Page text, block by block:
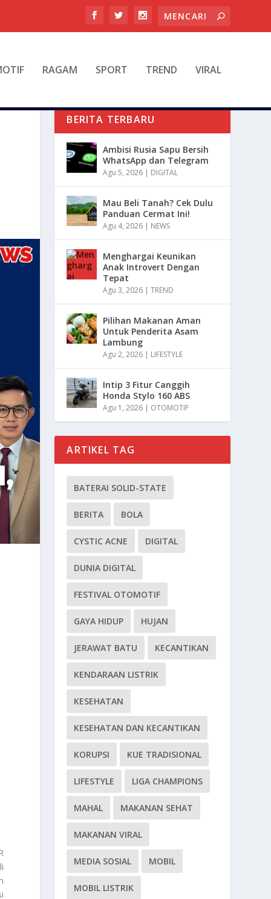
RAGAM SPORT TREND VIRAL
BERITA TERBARU
Ambisi Rusia Sapu Bersih
WhatsApp dan Telegram
Agu 5, 2026 | DIGITAL
Mau Beli Tanah? Cek Dulu
Panduan Cermat Ini!
Agu 4, 2026 | NEWS
Menghargai Keunikan
Anak Introvert Dengan
Tepat
Agu 3, 2026 |TREND
Pilihan Makanan Aman
Untuk Penderita Asam
Lambung
Agu 2, 2026 | LIFESTYLE
Intip 3 Fitur Canggih
Honda Stylo 160 ABS
Agu 1, 2026 | OTOMOTIF
ARTIKEL TAG
BATERAI SOLID-STATE
BERITA BOLA
CYSTIC ACNE DIGITAL
DUNIA DIGITAL
FESTIVAL OTOMOTIF
GAYA HIDUP HUJAN
JERAWAT BATU KECANTIKAN
KENDARAAN LISTRIK
KESEHATAN
KESEHATAN DAN KECANTIKAN
KORUPSI KUE TRADISIONAL
LIFESTYLE LIGA CHAMPIONS
MAHAL MAKANAN SEHAT
MAKANAN VIRAL
MEDIA SOSIAL MOBIL
MOBIL LISTRIK